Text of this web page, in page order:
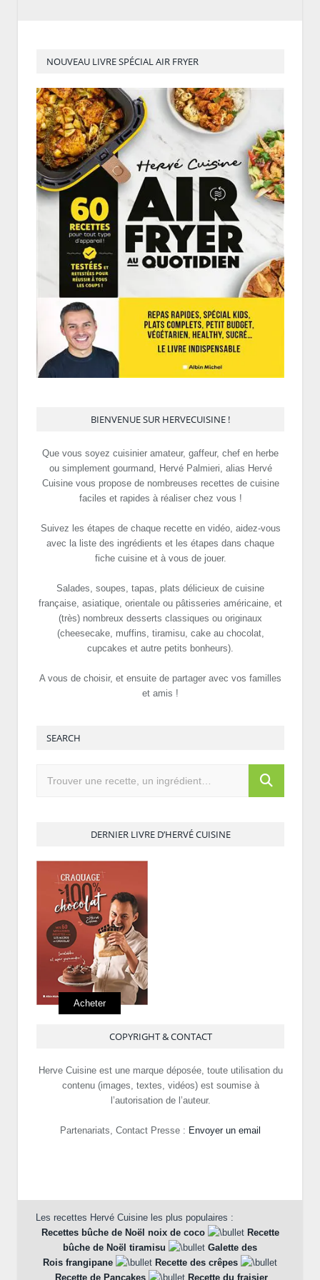
NOUVEAU LIVRE SPÉCIAL AIR FRYER
BIENVENUE SUR HERVECUISINE !
Que vous soyez cuisinier amateur, gaffeur, chef en herbe
ou simplement gourmand, Hervé Palmieri, alias Hervé
Cuisine vous propose de nombreuses recettes de cuisine
faciles et rapides à réaliser chez vous !
Suivez les étapes de chaque recette en vidéo, aidez-vous
avec la liste des ingrédients et les étapes dans chaque
fiche cuisine et à vous de jouer.
Salades, soupes, tapas, plats délicieux de cuisine
française, asiatique, orientale ou pâtisseries américaine, et
(très) nombreux desserts classiques ou originaux
(cheesecake, muffins, tiramisu, cake au chocolat,
cupcakes et autre petits bonheurs).
A vous de choisir, et ensuite de partager avec vos familles
et amis !
SEARCH
DERNIER LIVRE D’HERVÉ CUISINE
Acheter
COPYRIGHT & CONTACT
Herve Cuisine est une marque déposée, toute utilisation du
contenu (images, textes, vidéos) est soumise à
l’autorisation de l’auteur.
Partenariats, Contact Presse : Envoyer un email
Les recettes Hervé Cuisine les plus populaires :
Recettes bûche de Noël noix de coco
Recette
bûche de Noël tiramisu
Galette des
Rois frangipane
Recette des crêpes
Recette de Pancakes
Recette du fraisier